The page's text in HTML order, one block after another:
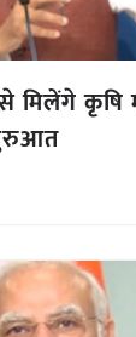
मिलेंगे कृषि